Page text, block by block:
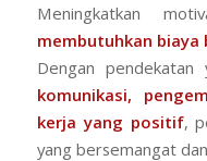
Meningkatkan
membutuhkan biaya
Dengan
komunikasi,
kerja yang positif,
yang bersemangat